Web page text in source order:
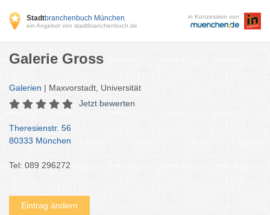
Stadtbranchenbuch München
ein Angebot von stadtbranchenbuch.de
in Konzession von
Galerie Gross
Galerien | Maxvorstadt, Universität
Jetzt bewerten
Theresienstr. 56
80333 München
Tel: 089 296272
Eintrag ändern